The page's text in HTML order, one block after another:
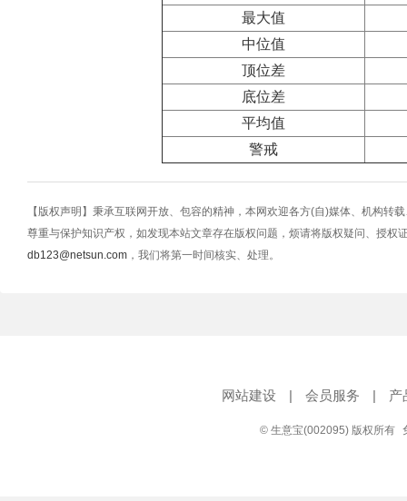
最大值
中位值
顶位差
底位差
平均值
警戒
【版权声明】秉承互联网开放、包容的精神，本网欢迎各方(自)媒体、机构转
尊重与保护知识产权，如发现本站文章存在版权问题，烦请将版权疑问、授权
db123@netsun.com ，我们将第一时间核实、处理。
网站建设 | 会员服务 | 产
© 生意宝(002095) 版权所有